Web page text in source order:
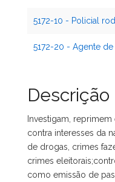
5172-10 - Policial
5172-20 - Agente de
Descrição
Investigam,
contra interesses da
de drogas, crimes
crimes
como emissão de